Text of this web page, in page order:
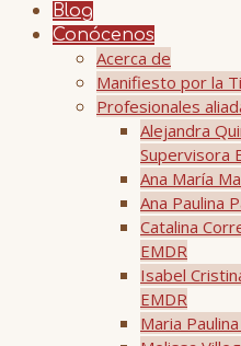
Blog
Conócenos
Acerca de
Manifiesto por la
Profesionales
Alejandra
Supervisora
Ana María
Ana Paulina
Catalina
EMDR
Isabel
EMDR
Maria